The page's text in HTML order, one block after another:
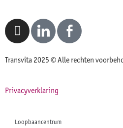
Transvita 2025 © Alle rechten
Privacyverklaring
Loopbaancentrum